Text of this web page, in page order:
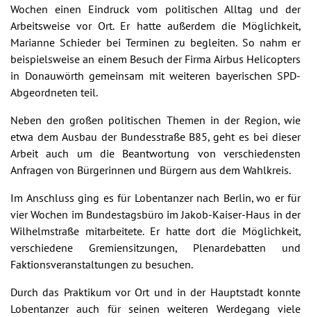
Wochen einen Eindruck vom politischen Alltag und der
Arbeitsweise vor Ort. Er hatte außerdem die Möglichkeit,
Marianne Schieder bei Terminen zu begleiten. So nahm er
beispielsweise an einem Besuch der Firma Airbus Helicopters
in Donauwörth gemeinsam mit weiteren bayerischen SPD-
Abgeordneten teil.
Neben den großen politischen Themen in der Region, wie
etwa dem Ausbau der Bundesstraße B85, geht es bei dieser
Arbeit auch um die Beantwortung von verschiedensten
Anfragen von Bürgerinnen und Bürgern aus dem Wahlkreis.
Im Anschluss ging es für Lobentanzer nach Berlin, wo er für
vier Wochen im Bundestagsbüro im Jakob-Kaiser-Haus in der
Wilhelmstraße mitarbeitete. Er hatte dort die Möglichkeit,
verschiedene Gremiensitzungen, Plenardebatten und
Faktionsveranstaltungen zu besuchen.
Durch das Praktikum vor Ort und in der Hauptstadt konnte
Lobentanzer auch für seinen weiteren Werdegang viele